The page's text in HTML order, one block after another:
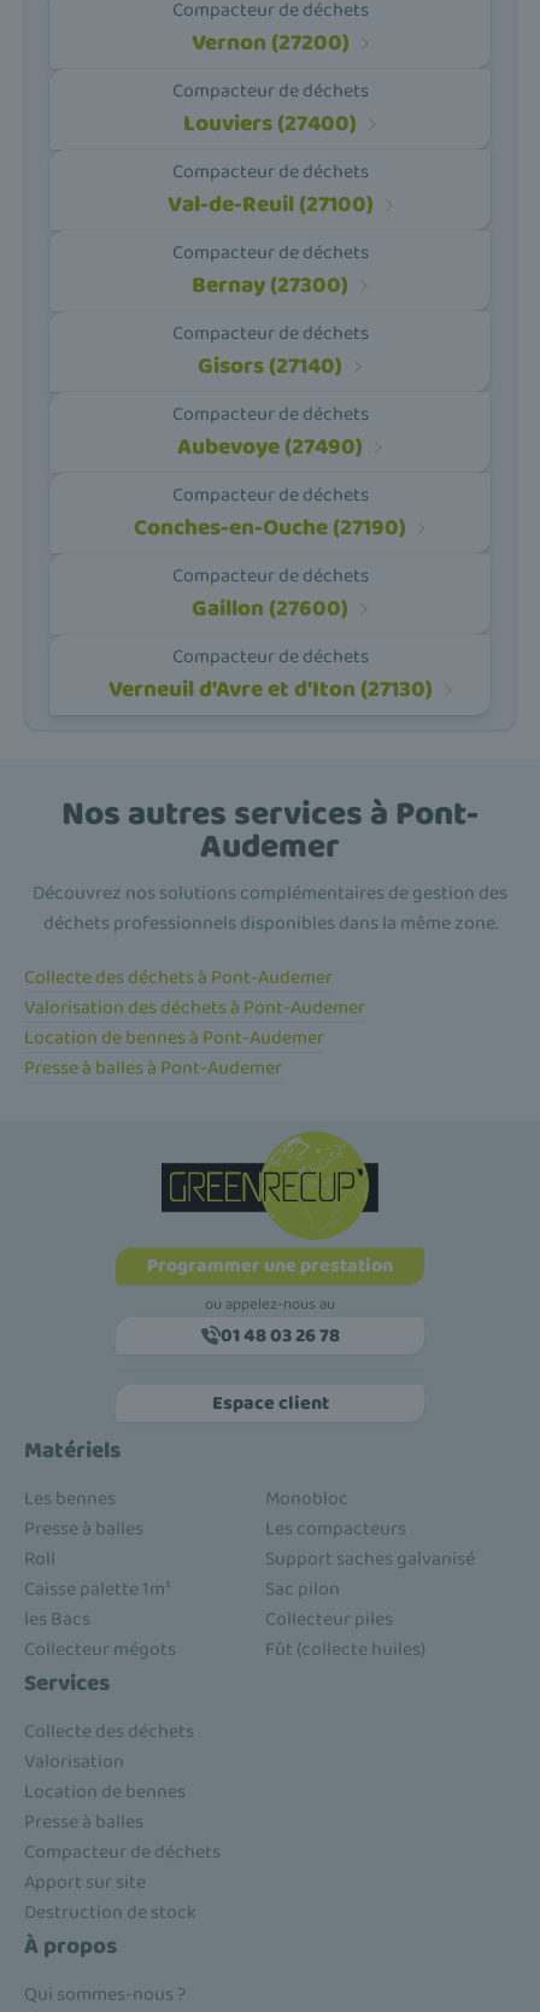
Compacteur de déchets
Vernon (27200)
Compacteur de déchets
Louviers (27400)
Compacteur de déchets
Val-de-Reuil (27100)
Compacteur de déchets
Bernay (27300)
Compacteur de déchets
Gisors (27140)
Compacteur de déchets
Aubevoye (27490)
Compacteur de déchets
Conches-en-Ouche (27190)
Compacteur de déchets
Gaillon (27600)
Compacteur de déchets
Verneuil d'Avre et d'Iton (27130)
Nos autres services à Pont-
Audemer
Découvrez nos solutions complémentaires de gestion des
déchets professionnels disponibles dans la même zone.
Collecte des déchets à Pont-Audemer
Valorisation des déchets à Pont-Audemer
Location de bennes à Pont-Audemer
Presse à balles à Pont-Audemer
Programmer une prestation
ou appelez-nous au
01 48 03 26 78
Espace client
Matériels
Les bennes
Monobloc
Presse à balles
Les compacteurs
Roll
Support saches galvanisé
Caisse palette 1m³
Sac pilon
les Bacs
Collecteur piles
Collecteur mégots
Fût (collecte huiles)
Services
Collecte des déchets
Valorisation
Location de bennes
Presse à balles
Compacteur de déchets
Apport sur site
Destruction de stock
À propos
Qui sommes-nous ?